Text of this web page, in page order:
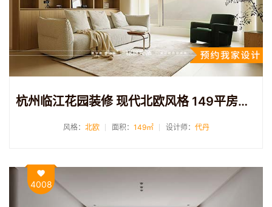
杭州临江花园装修 现代北欧风格 149平房子装修
风格： 北欧 面积： 149㎡ 设计师： 代丹
4008